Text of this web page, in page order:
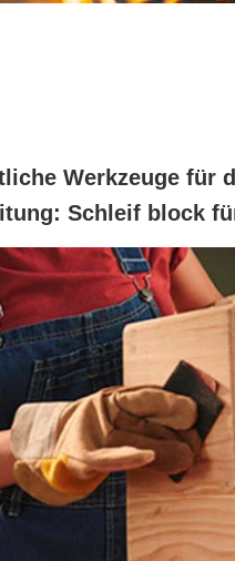
Werkzeuge für
Schleif block